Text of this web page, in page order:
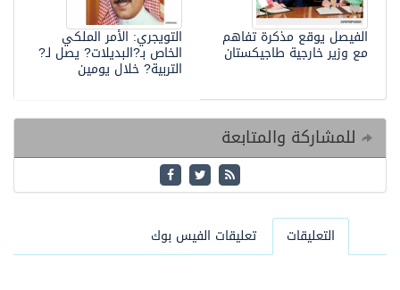
التويجري: الأمر الملكي
الخاص بـ?البديلات? يصل لـ?
التربية? خلال يومين
الفيصل يوقع مذكرة تفاهم
مع وزير خارجية طاجيكستان
للمشاركة والمتابعة
التعليقات تعليقات الفيس بوك